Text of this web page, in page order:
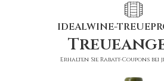
IDEALWINE-
Erhalten Sie Rabatt-Coupons bei